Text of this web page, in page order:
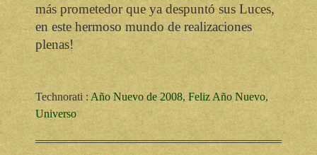
más prometedor que ya despuntó sus Luces,
en este hermoso mundo de realizaciones
plenas!
Technorati : Año Nuevo de 2008, Feliz Año Nuevo,
Universo